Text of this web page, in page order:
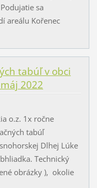
sa
areálu Kořenec
tabúľ v obci
2022
o.z. 1x ročne
tabúľ
Dlhej Lúke
Technický
obrázky ), okolie